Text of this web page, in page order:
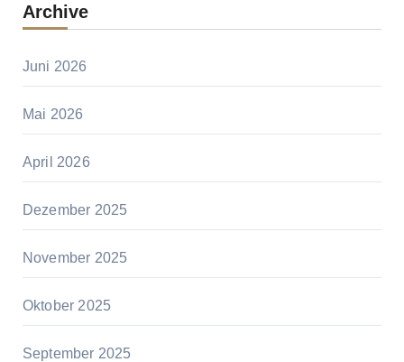
Archive
Juni 2026
Mai 2026
April 2026
Dezember 2025
November 2025
Oktober 2025
September 2025